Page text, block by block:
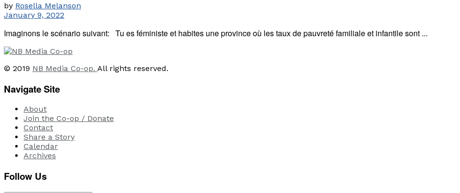
by Rosella Melanson
January 9, 2022
Imaginons le scénario suivant: Tu es féministe et habites une province où les taux de pauvreté familiale et infantile sont ...
© 2019 NB Media Co-op. All rights reserved.
Navigate Site
About
Join the Co-op / Donate
Contact
Share a Story
Calendar
Archives
Follow Us